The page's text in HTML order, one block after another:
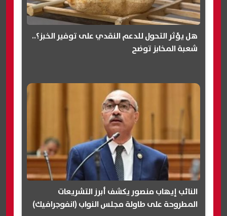
هل يؤثر التحول للدعم النقدي على توفير الخبز؟..
شعبة المخابز توضح
النائب إيهاب منصور يكشف أبرز التشريعات
المطروحة على طاولة مجلس النواب (انفوجرافيك)